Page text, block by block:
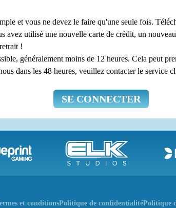
et vous ne devez le faire qu'une seule fois.
avez utilisé une nouvelle carte de crédit, un
!
généralement moins de 12 heures. Cela peut
dans les 48 heures, veuillez contacter le service
SE CONNECTER
et conditionsPolitique de confidentialitéPolitique